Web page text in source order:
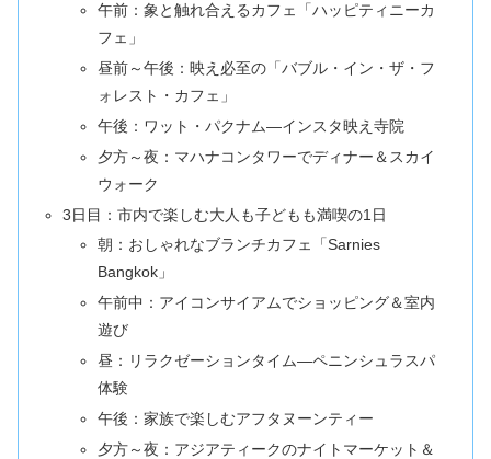
午前：象と触れ合えるカフェ「ハッピティニーカ
フェ」
昼前～午後：映え必至の「バブル・イン・ザ・フ
ォレスト・カフェ」
午後：ワット・パクナム―インスタ映え寺院
夕方～夜：マハナコンタワーでディナー＆スカイ
ウォーク
3日目：市内で楽しむ大人も子どもも満喫の1日
朝：おしゃれなブランチカフェ「Sarnies
Bangkok」
午前中：アイコンサイアムでショッピング＆室内
遊び
昼：リラクゼーションタイム―ペニンシュラスパ
体験
午後：家族で楽しむアフタヌーンティー
夕方～夜：アジアティークのナイトマーケット＆